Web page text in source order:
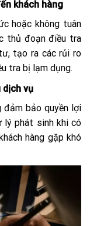
khách hàng
hoặc không tuân
thủ đoạn điều tra
tạo ra các rủi ro
tra bị lạm dụng.
dịch vụ
đảm bảo quyền lợi
lý phát sinh khi có
hàng gặp khó